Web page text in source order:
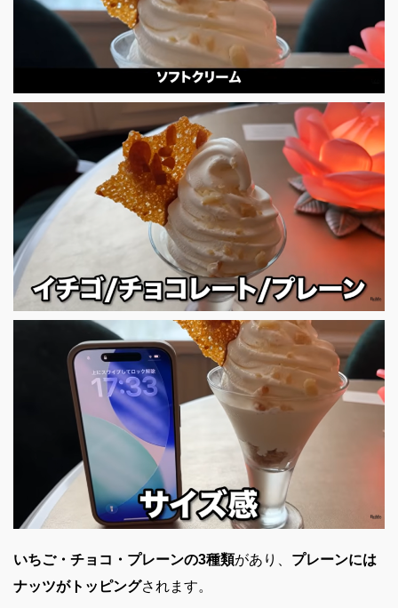
いちご・チョコ・プレーンの3種類があり、 プレーンには
ナッツがトッピングされます。